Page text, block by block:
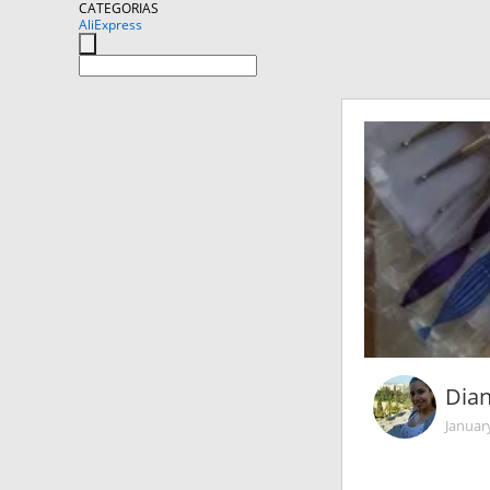
CATEGORIAS
AliExpress